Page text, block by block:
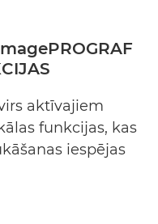
aktīvajiem
funkcijas, kas
iespējas